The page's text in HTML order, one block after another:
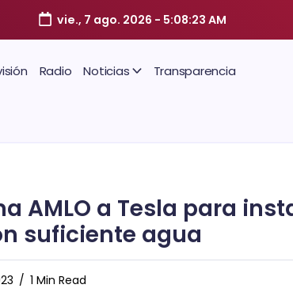
vie., 7 ago. 2026 - 5:08:24 AM
Radio Noticias Transparencia
AMLO a Tesla para
suficiente agua
1 Min Read